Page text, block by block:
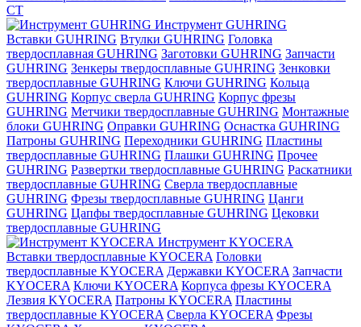
CT
Инструмент GUHRING
Вставки GUHRING Втулки GUHRING Головка
твердосплавная GUHRING Заготовки GUHRING Запчасти
GUHRING Зенкеры твердосплавные GUHRING Зенковки
твердосплавные GUHRING Ключи GUHRING Кольца
GUHRING Корпус сверла GUHRING Корпус фрезы
GUHRING Метчики твердосплавные GUHRING Монтажные
блоки GUHRING Оправки GUHRING Оснастка GUHRING
Патроны GUHRING Переходники GUHRING Пластины
твердосплавные GUHRING Плашки GUHRING Прочее
GUHRING Развертки твердосплавные GUHRING Раскатники
твердосплавные GUHRING Сверла твердосплавные
GUHRING Фрезы твердосплавные GUHRING Цанги
GUHRING Цапфы твердосплавные GUHRING Цековки
твердосплавные GUHRING
Инструмент KYOCERA
Вставки твердосплавные KYOCERA Головки
твердосплавные KYOCERA Державки KYOCERA Запчасти
KYOCERA Ключи KYOCERA Корпуса фрезы KYOCERA
Лезвия KYOCERA Патроны KYOCERA Пластины
твердосплавные KYOCERA Сверла KYOCERA Фрезы